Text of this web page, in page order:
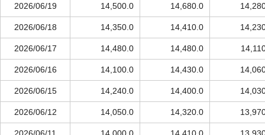
2026/06/19 14,500.0 14,680.0
2026/06/18 14,350.0 14,410.0
2026/06/17 14,480.0 14,480.0
2026/06/16 14,100.0 14,430.0
2026/06/15 14,240.0 14,400.0
2026/06/12 14,050.0 14,320.0